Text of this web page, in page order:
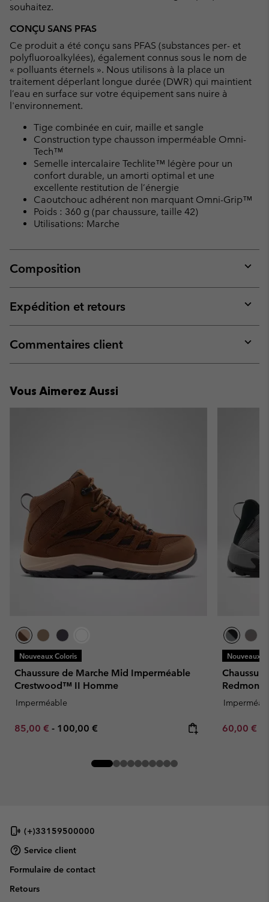
souhaitez.
CONÇU SANS PFAS
Ce produit a été conçu sans PFAS (substances per- et
polyfluoroalkylées), également connus sous le nom de
« polluants éternels ». Nous utilisons à la place un
traitement déperlant longue durée (DWR) qui maintient
l’eau en surface sur votre équipement sans nuire à
l'environnement.
Tige combinée en cuir, maille et sangle
Construction type chausson imperméable Omni-
Tech™
Semelle intercalaire Techlite™ légère pour un
confort durable, un amorti optimal et une
excellente restitution de l’énergie
Caoutchouc adhérent non marquant Omni-Grip™
Poids : 360 g (par chaussure, taille 42)
Utilisations: Marche
Composition
or
Expédition et retours
or
Commentaires client
or
Vous Aimerez Aussi
Nouveaux Coloris
Chaussure de Marche Mid Imperméable
Crestwood™ II Homme
Imperméable
Minimum sale price:
85,00 € - Maximum price:
100,00 €
Nouveaux
Minimum
60,00 €
(+)33159500000
Service client
Formulaire de contact
Retours